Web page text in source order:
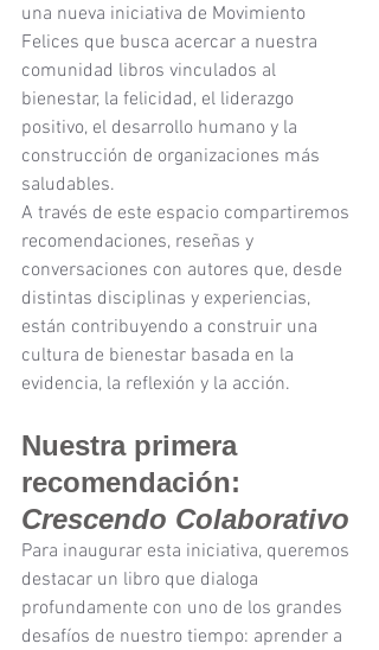
una nueva iniciativa de Movimiento
Felices que busca acercar a nuestra
comunidad libros vinculados al
bienestar, la felicidad, el liderazgo
positivo, el desarrollo humano y la
construcción de organizaciones más
saludables.
A través de este espacio compartiremos
recomendaciones, reseñas y
conversaciones con autores que, desde
distintas disciplinas y experiencias,
están contribuyendo a construir una
cultura de bienestar basada en la
evidencia, la reflexión y la acción.
Nuestra primera
recomendación:
Crescendo Colaborativo
Para inaugurar esta iniciativa, queremos
destacar un libro que dialoga
profundamente con uno de los grandes
desafíos de nuestro tiempo: aprender a